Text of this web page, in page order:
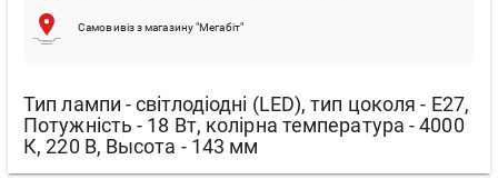
Самовивіз з магазину "Мегабіт"
Тип лампи - світлодіодні (LED), тип цоколя - E27,
Потужність - 18 Вт, колірна температура - 4000
К, 220 В, Высота - 143 мм